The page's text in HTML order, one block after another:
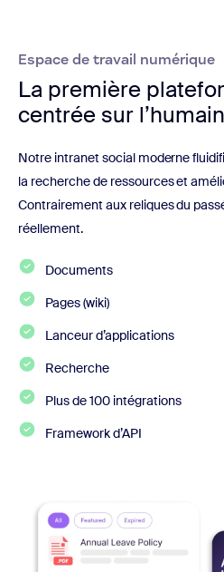
Espace de travail numérique
La première
centrée sur l’humain
Notre intranet social moderne
la recherche de ressources et
Contrairement aux reliques du
réellement.
Documents
Pages (wiki)
Lanceur d’applications
Recherche
Plus de 100 intégrations
Framework d’API